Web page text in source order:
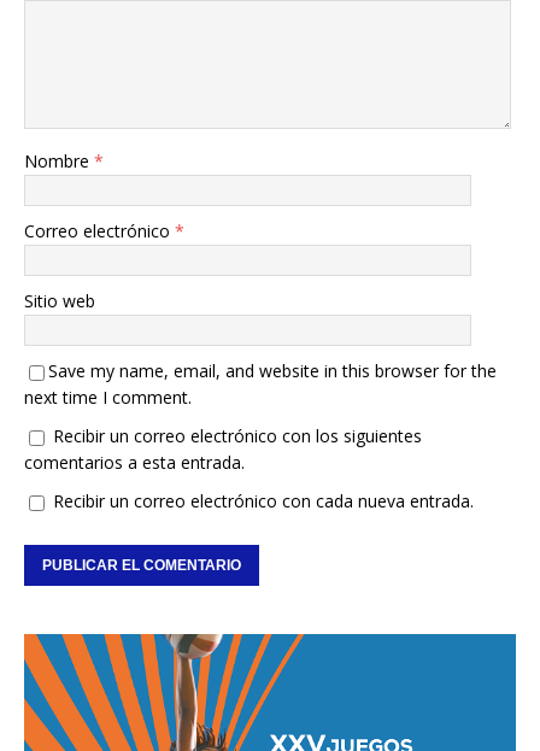
Nombre *
Correo electrónico *
Sitio web
Save my name, email, and website in this browser for the
next time I comment.
Recibir un correo electrónico con los siguientes
comentarios a esta entrada.
Recibir un correo electrónico con cada nueva entrada.